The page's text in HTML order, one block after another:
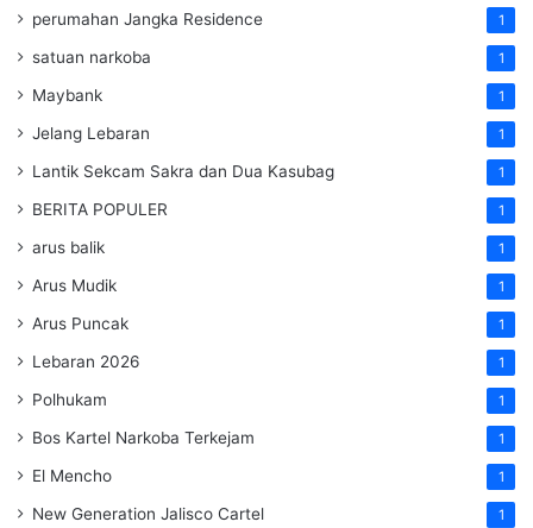
perumahan Jangka Residence 1
satuan narkoba 1
Maybank 1
Jelang Lebaran 1
Lantik Sekcam Sakra dan Dua Kasubag 1
BERITA POPULER 1
arus balik 1
Arus Mudik 1
Arus Puncak 1
Lebaran 2026 1
Polhukam 1
Bos Kartel Narkoba Terkejam 1
El Mencho 1
New Generation Jalisco Cartel 1